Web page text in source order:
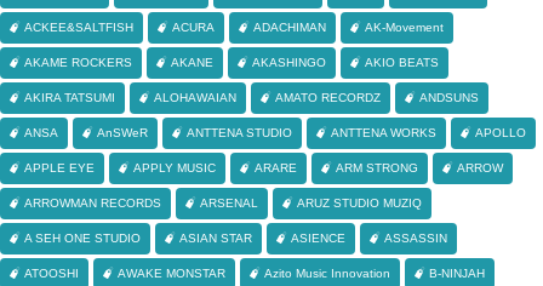
ACKEE&SALTFISH ACURA ADACHIMAN AK-Movement
AKAME ROCKERS AKANE AKASHINGO AKIO BEATS
AKIRA TATSUMI ALOHAWAIAN AMATO RECORDZ ANDSUNS
ANSA AnSWeR ANTTENA STUDIO ANTTENA WORKS APOLLO
APPLE EYE APPLY MUSIC ARARE ARM STRONG ARROW
ARROWMAN RECORDS ARSENAL ARUZ STUDIO MUZIQ
A SEH ONE STUDIO ASIAN STAR ASIENCE ASSASSIN
ATOOSHI AWAKE MONSTAR Azito Music Innovation B-NINJAH